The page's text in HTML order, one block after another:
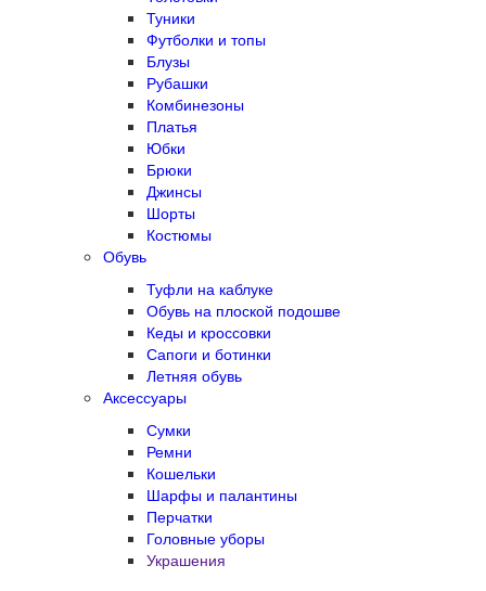
Туники
Футболки и топы
Блузы
Рубашки
Комбинезоны
Платья
Юбки
Брюки
Джинсы
Шорты
Костюмы
Обувь
Туфли на каблуке
Обувь на плоской подошве
Кеды и кроссовки
Сапоги и ботинки
Летняя обувь
Аксессуары
Сумки
Ремни
Кошельки
Шарфы и палантины
Перчатки
Головные уборы
Украшения